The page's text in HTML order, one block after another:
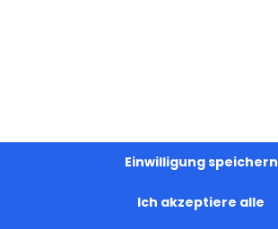
Einwilligung speichern
Ich akzeptiere alle